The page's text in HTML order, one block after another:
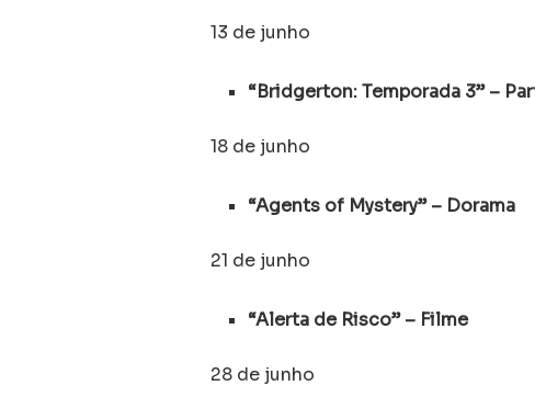
13 de junho
“Bridgerton: Temporada 3” –
18 de junho
“Agents of Mystery” – Dorama
21 de junho
“Alerta de Risco” – Filme
28 de junho